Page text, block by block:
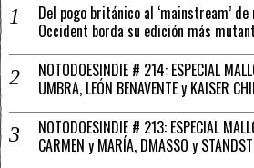
Del pogo británico al ‘mainstream’
Occident borda su edición más
NOTODOESINDIE # 214: ESPECIAL
UMBRA, LEÓN BENAVENTE y KAISER
NOTODOESINDIE # 213: ESPECIAL
CARMEN y MARÍA, DMASSO y